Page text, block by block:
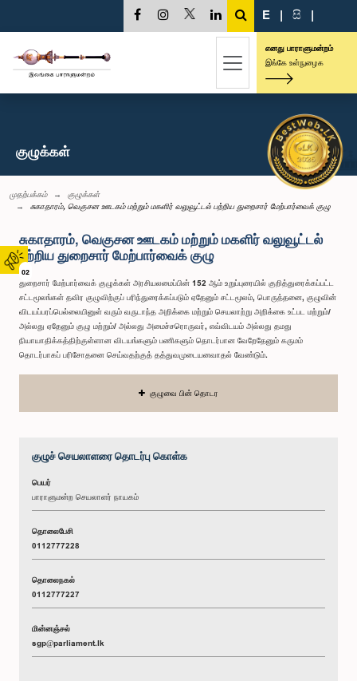
02
E | සි |
எனது பாராளுமன்றம்
இங்கே உள்நுழைக
குழுக்கள்
முதற்பக்கம்
குழுக்கள்
சுகாதாரம், வெகுசன ஊடகம் மற்றும் மகளிர் வலுவூட்டல் பற்றிய துறைசார் மேற்பார்வைக் குழு
சுகாதாரம், வெகுசன ஊடகம் மற்றும் மகளிர் வலுவூட்டல்
பற்றிய துறைசார் மேற்பார்வைக் குழு
துறைசார் மேற்பார்வைக் குழுக்கள் அரசியலமைப்பின் 152 ஆம் உறுப்புரையில் குறித்துரைக்கப்பட்ட
சட்டமூலங்கள் தவிர குழுவிற்குப் பரிந்துரைக்கப்படும் ஏதேனும் சட்டமூலம், பொருத்தனை, குழுவின்
விடயப்பரப்பெல்லையினுள் வரும் வருடாந்த அறிக்கை மற்றும் செயலாற்று அறிக்கை உட்பட மற்றும்/
அல்லது ஏதேனும் குழு மற்றும்/ அல்லது அமைச்சரொருவர், எவ்விடயம் அல்லது தமது
நியாயாதிக்கத்திற்குள்ளான விடயங்களும் பணிகளும் தொடர்பான வேறேதேனும் கருமம்
தொடர்பாகப் பரிசோதனை செய்வதற்குத் தத்துவமுடையனவாதல் வேண்டும்.
குழுவை பின் தொடர
குழுச் செயலாளரை தொடர்பு கொள்க
பெயர்
பாராளுமன்ற செயலாளர் நாயகம்
தொலைபேசி
0112777228
தொலைநகல்
0112777227
மின்னஞ்சல்
sgp@parliament.lk